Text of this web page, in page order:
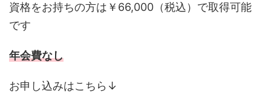
資格をお持ちの方は￥66,000（税込）で取得可能
です
年会費なし
お申し込みはこちら↓